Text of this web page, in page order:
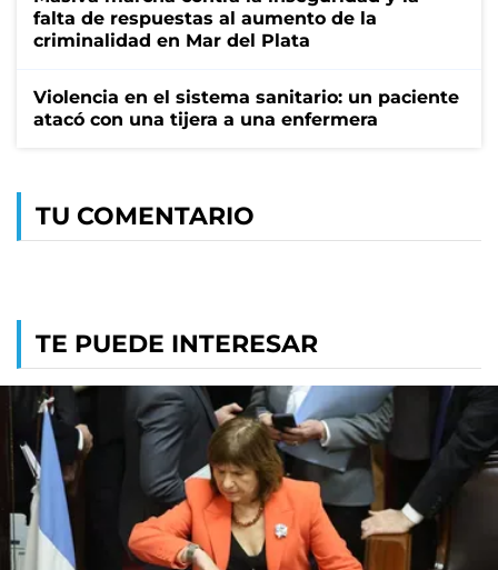
falta de respuestas al aumento de la
criminalidad en Mar del Plata
Violencia en el sistema sanitario: un paciente
atacó con una tijera a una enfermera
TU COMENTARIO
TE PUEDE INTERESAR